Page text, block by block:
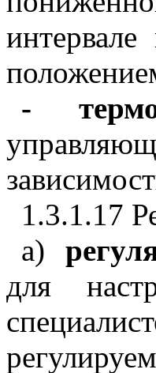
-
1.3.1.17
а)
для